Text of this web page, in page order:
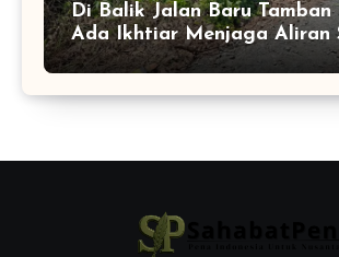
Di Balik Jalan Baru Tamban
Ada Ikhtiar Menjaga Aliran
Tetap Hidup